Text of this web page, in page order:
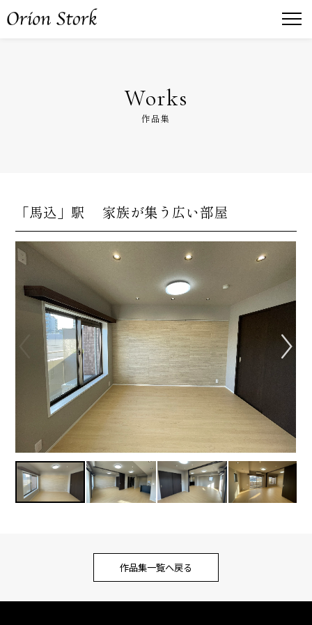
Works
作品集
「馬込」駅 家族が集う広い部屋
作品集一覧へ戻る